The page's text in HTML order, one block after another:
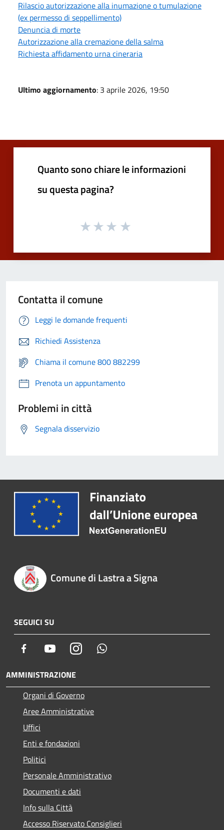
Rilascio autorizzazione alla inumazione o tumulazione
(ex permesso di seppellimento)
Denuncia di morte
Autorizzazione alla cremazione della salma
Richiesta affidamento urna cineraria
Ultimo aggiornamento: 3 aprile 2026, 19:50
Quanto sono chiare le informazioni
su questa pagina?
Contatta il comune
Leggi le domande frequenti
Richiedi Assistenza
Chiama il comune 800 882299
Prenota un appuntamento
Problemi in città
Segnala disservizio
Comune di Lastra a Signa
SEGUICI SU
Facebook YoutubeInstagram
AMMINISTRAZIONE
Organi di Governo
Aree Amministrative
Uffici
Enti e fondazioni
Politici
Personale Amministrativo
Documenti e dati
Info sulla Città
Accesso Riservato Consiglieri